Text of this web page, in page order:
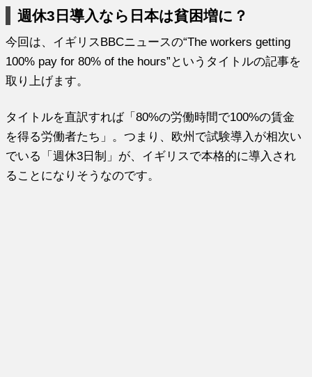
週休3日導入なら日本は貧困増に？
今回は、イギリスBBCニュースの“The workers getting
100% pay for 80% of the hours”というタイトルの記事を
取り上げます。
タイトルを直訳すれば「80%の労働時間で100%の賃金
を得る労働者たち」。つまり、欧州で試験導入が相次い
でいる「週休3日制」が、イギリスで本格的に導入され
ることになりそうなのです。